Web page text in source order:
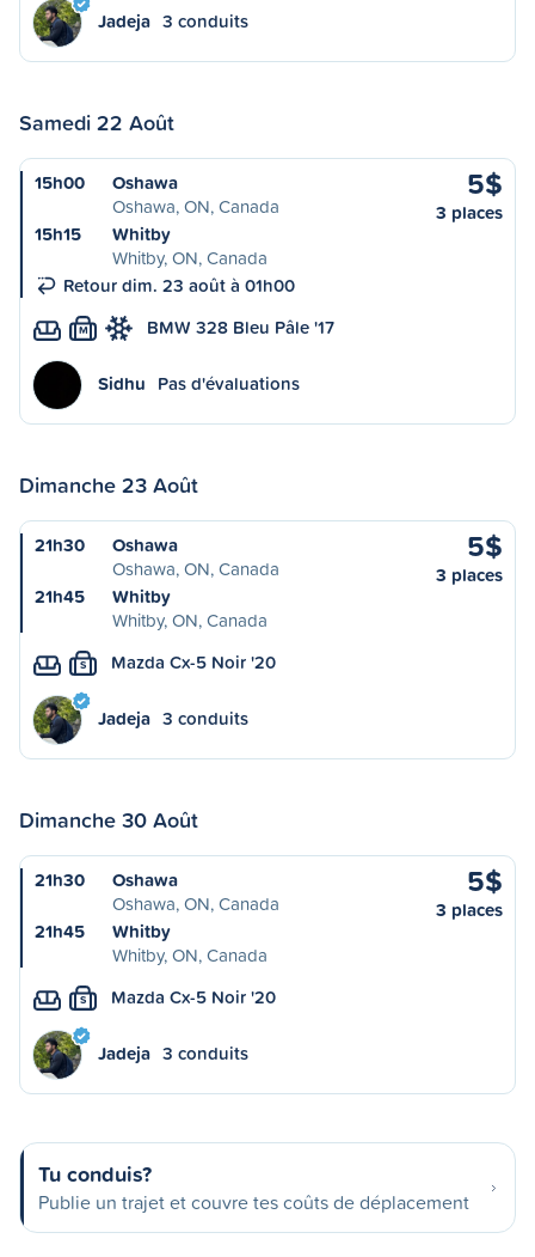
Jadeja 3 conduits
Samedi 22 Août
15h00
Oshawa
Oshawa, ON, Canada
15h15
Whitby
Whitby, ON, Canada
Retour dim. 23 août à 01h00
5$
3 places
M BMW 328 Bleu Pâle '17
Sidhu Pas d'évaluations
Dimanche 23 Août
21h30
Oshawa
Oshawa, ON, Canada
21h45
Whitby
Whitby, ON, Canada
5$
3 places
S Mazda Cx-5 Noir '20
Jadeja 3 conduits
Dimanche 30 Août
21h30
Oshawa
Oshawa, ON, Canada
21h45
Whitby
Whitby, ON, Canada
5$
3 places
S Mazda Cx-5 Noir '20
Jadeja 3 conduits
Tu conduis?
Publie un trajet et couvre tes coûts de déplacement